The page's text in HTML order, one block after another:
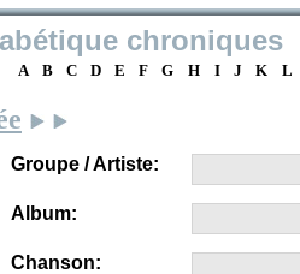
chroniques
A B C D E F G H I J K L
Groupe / Artiste:
Album:
Chanson: